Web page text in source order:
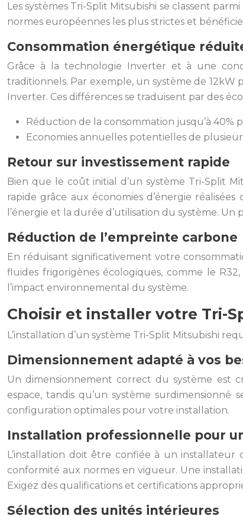
Les systèmes Tri-Split Mitsubishi se classent
normes européennes les plus strictes et
Consommation énergétique
Grâce à la technologie Inverter et à une
traditionnels. Par exemple, un système de
Inverter. Ces différences se traduisent par des
Réduction de la consommation jusqu’à 40%
Economies annuelles potentielles de
Retour sur investissement rapide
Bien que le coût initial d’un système Tri-Split
rapide grâce aux économies d’énergie
l’énergie et la durée d’utilisation du système.
Réduction de l’empreinte carbone
En réduisant significativement votre
fluides frigorigènes écologiques, comme le
l’impact environnemental du système.
Choisir et installer votre Tri-
L’installation d’un système Tri-Split Mitsubishi
Dimensionnement adapté à vos
Un dimensionnement correct du système est
espace, tandis qu’un système
configuration optimales pour votre installation.
Installation professionnelle pour
L’installation doit être confiée à un
conformité aux normes en vigueur. Une
Exigez des qualifications et certifications
Sélection des unités intérieures